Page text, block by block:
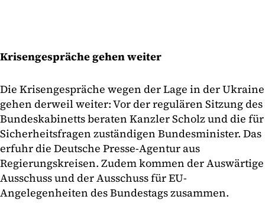
Krisengespräche gehen weiter
Die Krisengespräche wegen der Lage in der Ukraine
gehen derweil weiter: Vor der regulären Sitzung des
Bundeskabinetts beraten Kanzler Scholz und die für
Sicherheitsfragen zuständigen Bundesminister. Das
erfuhr die Deutsche Presse-Agentur aus
Regierungskreisen. Zudem kommen der Auswärtige
Ausschuss und der Ausschuss für EU-
Angelegenheiten des Bundestags zusammen.